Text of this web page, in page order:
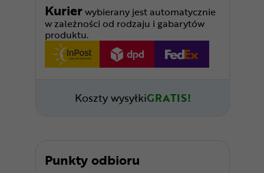
Kurierwybierany jest automatycznie
w zależności od rodzaju i gabarytów
produktu.
Koszty wysyłkiGRATIS!
Punkty odbioru